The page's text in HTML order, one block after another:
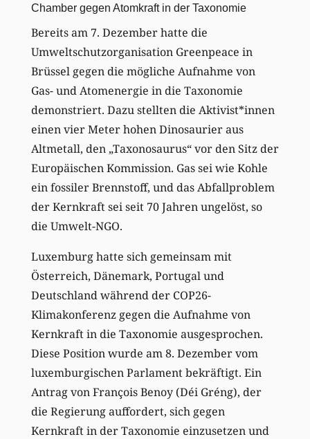
Chamber gegen Atomkraft in der Taxonomie
Bereits am 7. Dezember hatte die
Umweltschutzorganisation Greenpeace in
Brüssel gegen die mögliche Aufnahme von
Gas- und Atomenergie in die Taxonomie
demonstriert. Dazu stellten die Aktivist*innen
einen vier Meter hohen Dinosaurier aus
Altmetall, den „Taxonosaurus“ vor den Sitz der
Europäischen Kommission. Gas sei wie Kohle
ein fossiler Brennstoff, und das Abfallproblem
der Kernkraft sei seit 70 Jahren ungelöst, so
die Umwelt-NGO.
Luxemburg hatte sich gemeinsam mit
Österreich, Dänemark, Portugal und
Deutschland während der COP26-
Klimakonferenz gegen die Aufnahme von
Kernkraft in die Taxonomie ausgesprochen.
Diese Position wurde am 8. Dezember vom
luxemburgischen Parlament bekräftigt. Ein
Antrag von François Benoy (Déi Gréng), der
die Regierung auffordert, sich gegen
Kernkraft in der Taxonomie einzusetzen und